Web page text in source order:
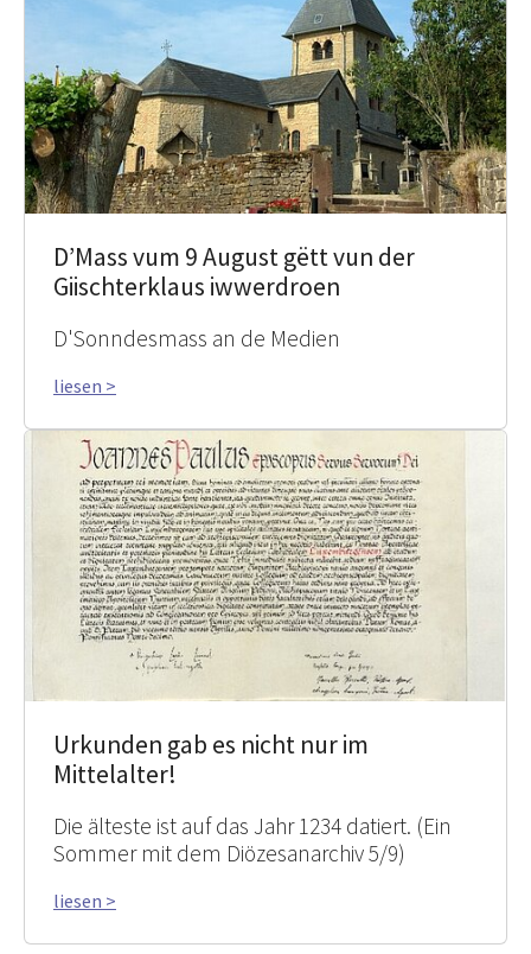
D’Mass vum 9 August gëtt vun der
Giischterklaus iwwerdroen
D'Sonndesmass an de Medien
liesen >
Urkunden gab es nicht nur im
Mittelalter!
Die älteste ist auf das Jahr 1234 datiert. (Ein
Sommer mit dem Diözesanarchiv 5/9)
liesen >